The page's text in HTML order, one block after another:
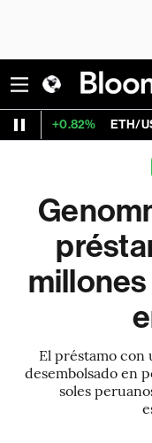
ETH/USD 1,915.245
El préstamo con
desembolsado en
soles